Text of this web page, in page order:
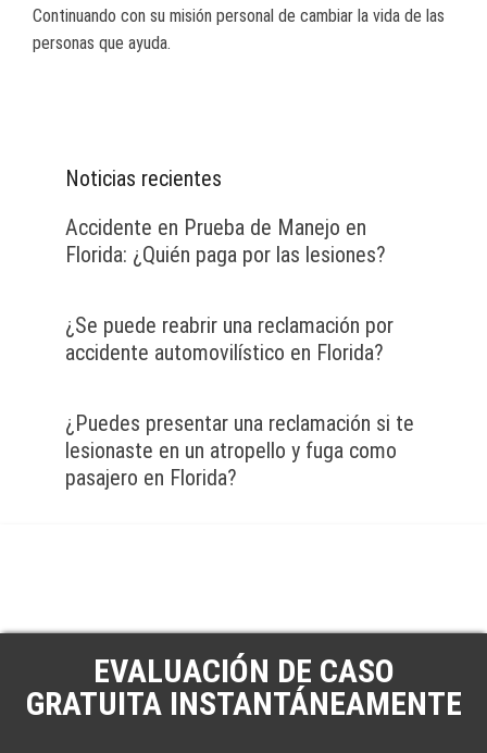
Continuando con su misión personal de cambiar la vida de las
personas que ayuda.
Noticias recientes
Accidente en Prueba de Manejo en
Florida: ¿Quién paga por las lesiones?
¿Se puede reabrir una reclamación por
accidente automovilístico en Florida?
¿Puedes presentar una reclamación si te
lesionaste en un atropello y fuga como
pasajero en Florida?
EVALUACIÓN DE CASO
GRATUITA INSTANTÁNEAMENTE